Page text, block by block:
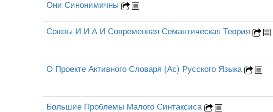
Они Синонимичны
Союзы И И А И Современная Семантическая Теория
О Проекте Активного Словаря (Ас) Русского Языка
Большие Проблемы Малого Синтаксиса